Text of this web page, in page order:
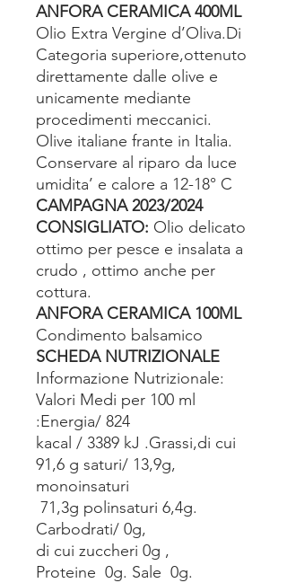
ANFORA CERAMICA 400ML
Olio Extra Vergine d’Oliva.Di
Categoria superiore,ottenuto
direttamente dalle olive e
unicamente mediante
procedimenti meccanici.
Olive italiane frante in Italia.
Conservare al riparo da luce
umidita’ e calore a 12-18° C
CAMPAGNA 2023/2024
CONSIGLIATO: Olio delicato
ottimo per pesce e insalata a
crudo , ottimo anche per
cottura.
ANFORA CERAMICA 100ML
Condimento balsamico
SCHEDA NUTRIZIONALE
Informazione Nutrizionale:
Valori Medi per 100 ml
:Energia/ 824
kacal / 3389 kJ .Grassi,di cui
91,6 g saturi/ 13,9g,
monoinsaturi
71,3g polinsaturi 6,4g.
Carbodrati/ 0g,
di cui zuccheri 0g ,
Proteine 0g. Sale 0g.